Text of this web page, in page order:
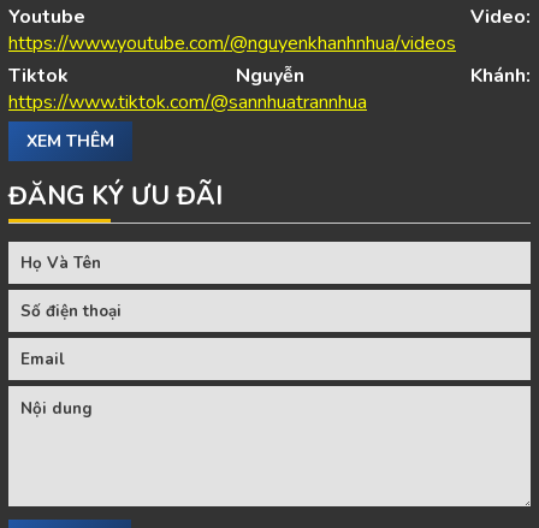
Youtube Video:
https://www.youtube.com/@nguyenkhanhnhua/videos
Tiktok Nguyễn Khánh:
https://www.tiktok.com/@sannhuatrannhua
XEM THÊM
ĐĂNG KÝ ƯU ĐÃI